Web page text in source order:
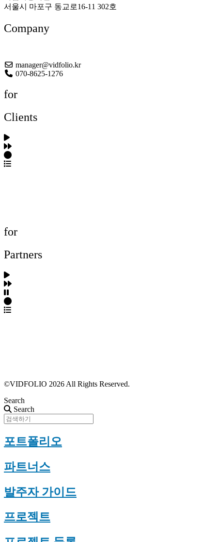
서울시 마포구 동교로16-11 302호
Company
manager@vidfolio.kr
070-8625-1276
for
Clients
for
Partners
©VIDFOLIO 2026 All Rights Reserved.
Search
Search
포트폴리오
파트너스
발주자 가이드
프로젝트